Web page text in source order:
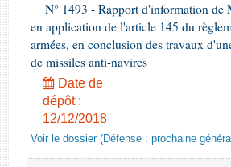
N° 1493 - Rapport d'information de
en application de l'article 145 du
armées, en conclusion des travaux
de missiles anti-navires
Date de
dépôt :
12/12/2018
Voir le dossier (Défense : prochaine